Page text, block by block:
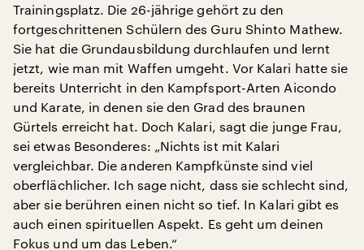
Trainingsplatz. Die 26-jährige gehört zu den
fortgeschrittenen Schülern des Guru Shinto Mathew.
Sie hat die Grundausbildung durchlaufen und lernt
jetzt, wie man mit Waffen umgeht. Vor Kalari hatte sie
bereits Unterricht in den Kampfsport-Arten Aicondo
und Karate, in denen sie den Grad des braunen
Gürtels erreicht hat. Doch Kalari, sagt die junge Frau,
sei etwas Besonderes: „Nichts ist mit Kalari
vergleichbar. Die anderen Kampfkünste sind viel
oberflächlicher. Ich sage nicht, dass sie schlecht sind,
aber sie berühren einen nicht so tief. In Kalari gibt es
auch einen spirituellen Aspekt. Es geht um deinen
Fokus und um das Leben.“